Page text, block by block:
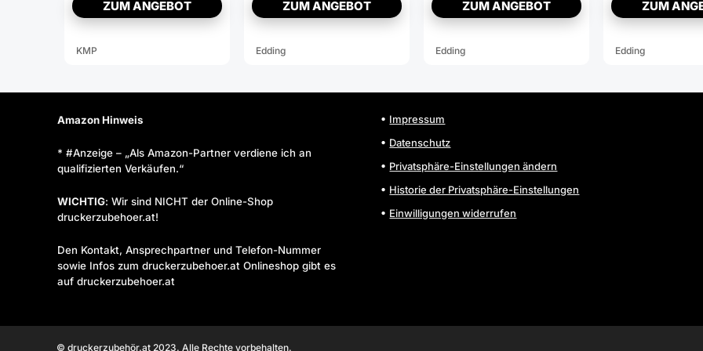
ZUM ANGEBOT
KMP
Canon
3479B002AA
ZUM ANGEBOT
Edding
zu LEXMARK
ZUM ANGEBOT
Edding
KYOCERA
ZUM
Edding
Amazon Hinweis
* #Anzeige – „Als Amazon-Partner verdiene ich an
qualifizierten Verkäufen.“
WICHTIG: Wir sind NICHT der Online-Shop
druckerzubehoer.at!
Den Kontakt, Ansprechpartner und Telefon-Nummer
sowie Infos zum druckerzubehoer.at Onlineshop gibt es
auf druckerzubehoer.at
Impressum
Datenschutz
Privatsphäre-Einstellungen ändern
Historie der Privatsphäre-Einstellungen
Einwilligungen widerrufen
© druckerzubehör.at 2023. Alle Rechte vorbehalten.